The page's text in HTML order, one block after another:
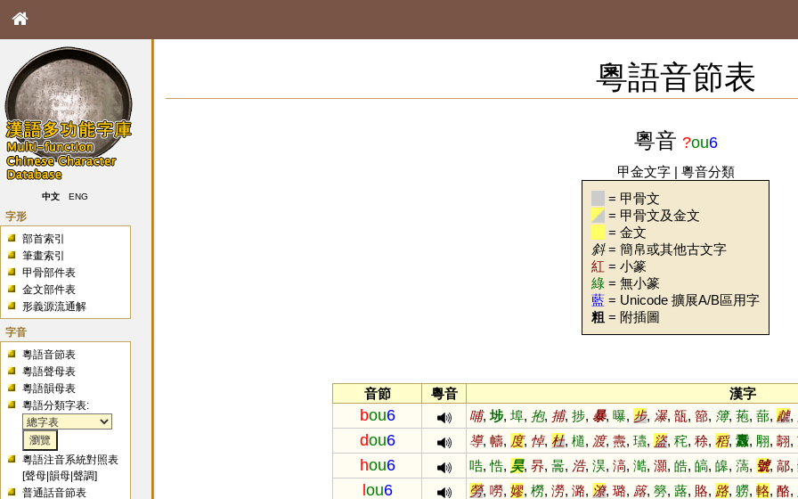
中文 ENG
字形
部首索引
筆畫索引
甲骨部件表
金文部件表
形義源流通解
字音
粵語音節表
粵語聲母表
粵語韻母表
粵語分類字表:
粵語注音系統對照表
[聲母 |韻母 |聲調]
普通話音節表
粵語音節表
粵音 ?ou6
甲金文字| 粵音分類
= 甲骨文
= 甲骨文及金文
= 金文
斜= 簡帛或其他古文字
紅 = 小篆
綠 = 無小篆
藍 = Unicode 擴展A/B區用字
粗 = 附插圖
音節 粵音 漢字
bou6 哺,埗, 埠, 抱, 捕, 捗, 暴, 曝, 步, 瀑, 瓿, 篰, 簿, 菢, 蔀, 虣,
dou6 導, 幬, 度, 悼, 杜, 檤, 渡, 燾, 瓙, 盜, 秺, 稌, 稻, 纛, 翢, 翿,
hou6 哠,悎, 昊, 昦, 暠, 浩, 淏, 滈, 澔, 灝, 皓, 皜, 皞, 薃, 號, 鄗,
ou6 勞, 嘮, 嫪, 橯, 澇, 潞, 潦, 璐, 簬, 簩, 蕗, 賂, 路, 軂, 輅, 酪,